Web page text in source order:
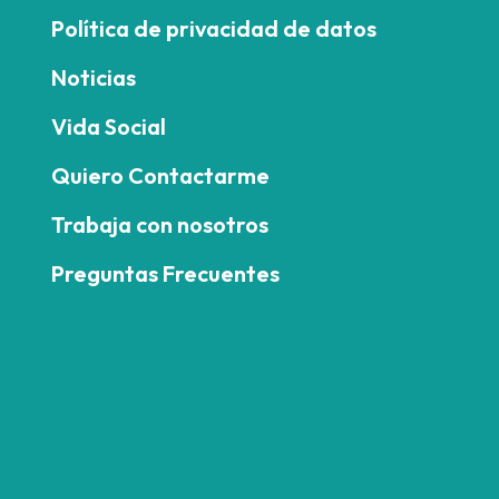
Política de privacidad de datos
Noticias
Vida Social
Quiero Contactarme
Trabaja con nosotros
Preguntas Frecuentes